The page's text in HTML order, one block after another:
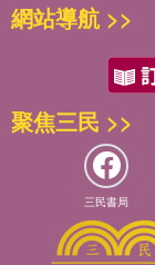
網站導航 >>
聚焦三民 >>
三民書局